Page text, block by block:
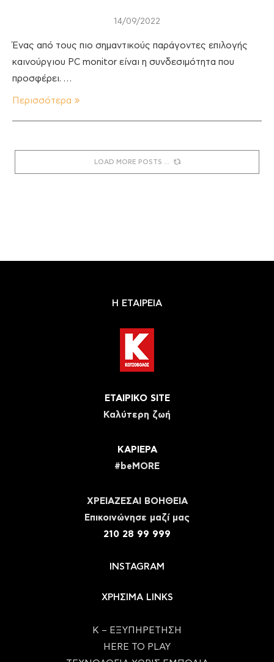
14/09/2022
Ένας από τους πιο σημαντικούς παράγοντες επιλογής
καινούργιου PC monitor είναι η συνδεσιμότητα που
προσφέρει. …
Περισσότερα
LOAD MORE POSTS
Η ΕΤΑΙΡΕΙΑ
ΕΤΑΙΡΙΚΟ SITE
Καλύτερη ζωή
ΚΑΡΙΕΡΑ
#beMORE
ΧΡΕΙΑΖΕΣΑΙ ΒΟΗΘΕΙΑ
Eπικοινώνησε μαζί μας
210 28 99 999
INSTAGRAM
ΧΡΗΣΙΜΑ LINKS
Κ – ΕΞΥΠΗΡΕΤΗΣΗ
HERE TO PLAY